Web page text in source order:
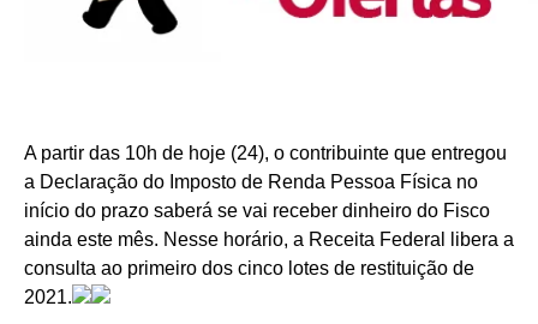
A partir das 10h de hoje (24), o contribuinte que entregou
a Declaração do Imposto de Renda Pessoa Física no
início do prazo saberá se vai receber dinheiro do Fisco
ainda este mês. Nesse horário, a Receita Federal libera a
consulta ao primeiro dos cinco lotes de restituição de
2021.